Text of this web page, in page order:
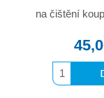
na čištění